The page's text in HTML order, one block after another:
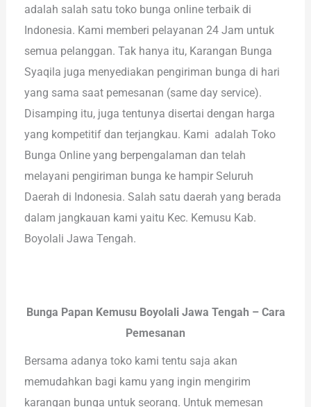
adalah salah satu toko bunga online terbaik di
Indonesia. Kami memberi pelayanan 24 Jam untuk
semua pelanggan. Tak hanya itu, Karangan Bunga
Syaqila juga menyediakan pengiriman bunga di hari
yang sama saat pemesanan (same day service).
Disamping itu, juga tentunya disertai dengan harga
yang kompetitif dan terjangkau. Kami adalah Toko
Bunga Online yang berpengalaman dan telah
melayani pengiriman bunga ke hampir Seluruh
Daerah di Indonesia. Salah satu daerah yang berada
dalam jangkauan kami yaitu Kec. Kemusu Kab.
Boyolali Jawa Tengah.
Bunga Papan Kemusu Boyolali Jawa Tengah – Cara
Pemesanan
Bersama adanya toko kami tentu saja akan
memudahkan bagi kamu yang ingin mengirim
karangan bunga untuk seorang. Untuk memesan